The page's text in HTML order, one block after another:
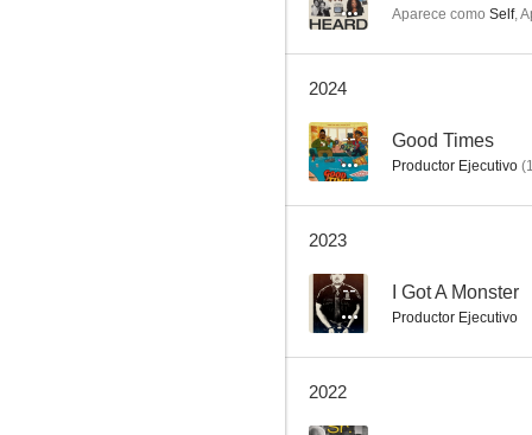
Saturday Night Live
6.0
Aparece como Self,
2024
-- Good Times
Productor Ejecutivo (
2023
-- I Got A Monster
Productor Ejecutivo
2022